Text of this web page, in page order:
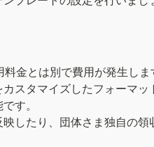
金とは別で費用が発生し
スタマイズしたフォーマッ
す。
したり、団体さま独自の領